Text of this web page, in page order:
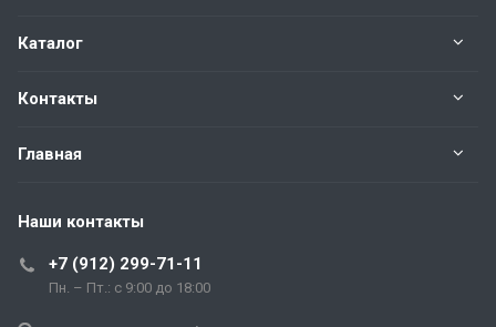
Каталог
Контакты
Главная
Наши контакты
+7 (912) 299-71-11
Пн. – Пт.: с 9:00 до 18:00